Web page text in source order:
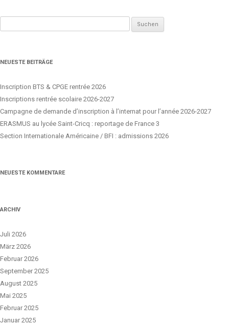
NEUESTE BEITRÄGE
Inscription BTS & CPGE rentrée 2026
Inscriptions rentrée scolaire 2026-2027
Campagne de demande d’inscription à l’internat pour l’année 2026-2027
ERASMUS au lycée Saint-Cricq : reportage de France 3
Section Internationale Américaine / BFI : admissions 2026
NEUESTE KOMMENTARE
ARCHIV
Juli 2026
März 2026
Februar 2026
September 2025
August 2025
Mai 2025
Februar 2025
Januar 2025